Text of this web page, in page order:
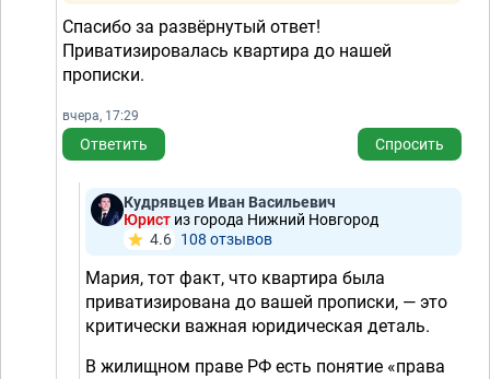
Спасибо за развёрнутый ответ!
Приватизировалась квартира до нашей
прописки.
вчера, 17:29
Ответить Спросить
Кудрявцев Иван Васильевич
Юрист из города Нижний Новгород
4.6 108 отзывов
Мария, тот факт, что квартира была
приватизирована до вашей прописки, — это
критически важная юридическая деталь.
В жилищном праве РФ есть понятие «права